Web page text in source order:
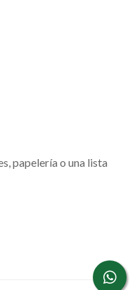
papelería o una lista